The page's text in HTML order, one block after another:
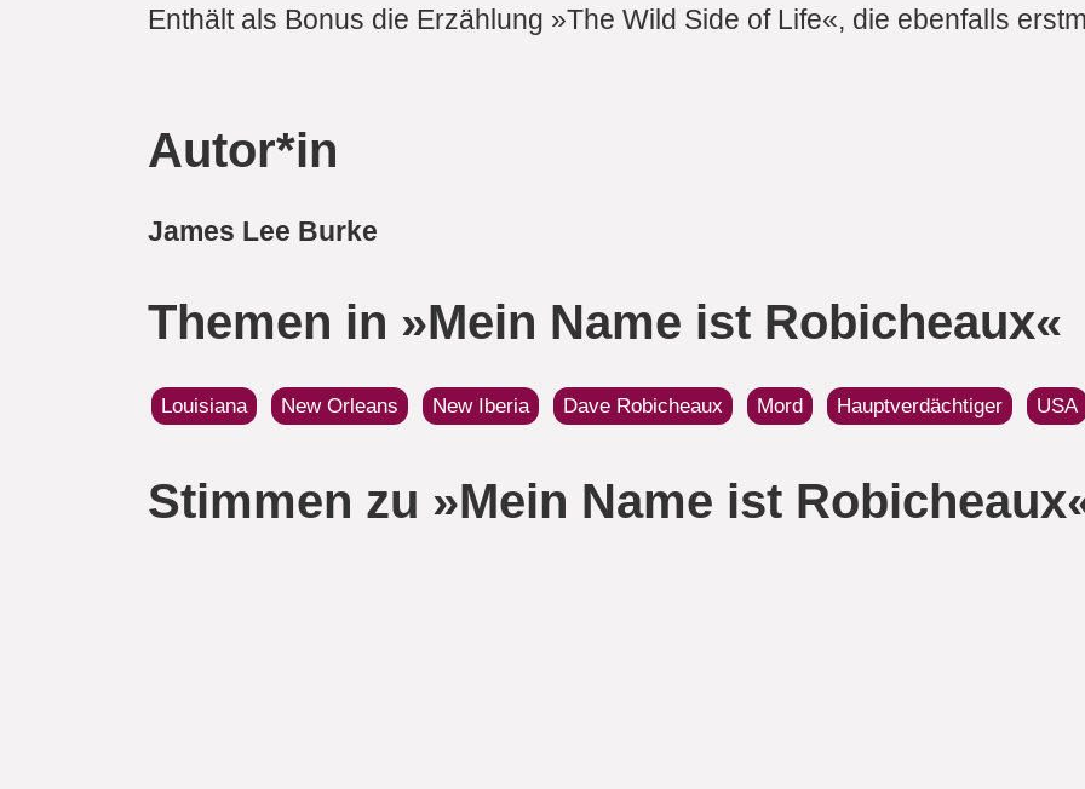
Enthält als Bonus die Erzählung »The Wild Side of Life«, die ebenfalls
Autor*in
James Lee Burke
Themen in »Mein Name ist Robicheaux«
Louisiana New Orleans New Iberia Dave Robicheaux Mord Hauptverdächtiger USA
Stimmen zu »Mein Name ist